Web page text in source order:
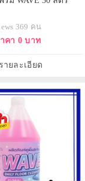
369 คน
คา 0 บาท
ายละเอียด